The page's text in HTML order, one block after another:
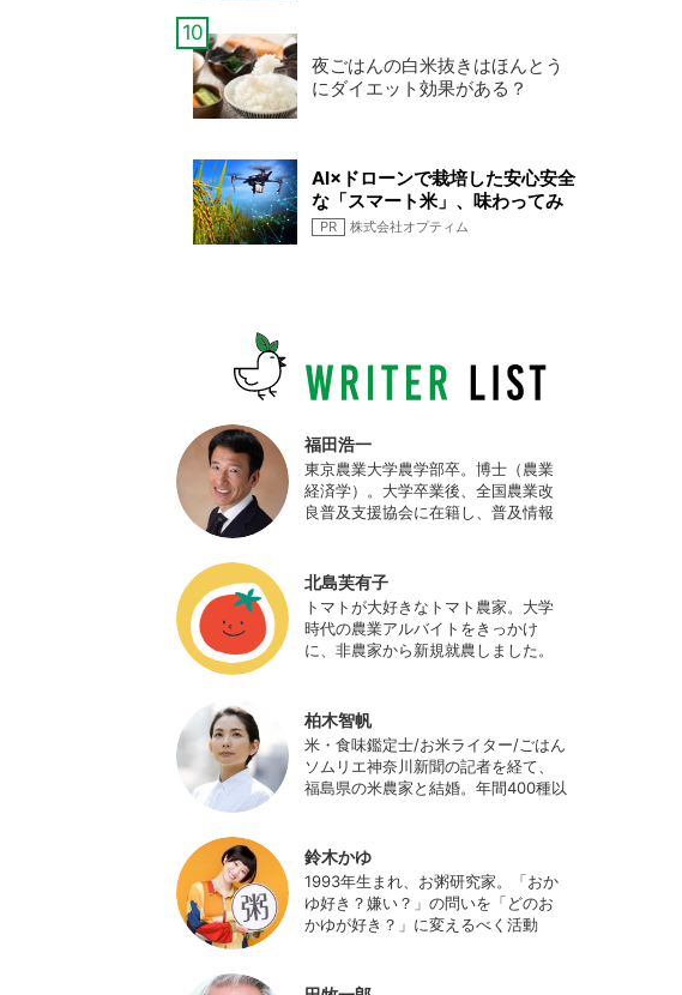
夜ごはんの白米抜きはほんとう
にダイエット効果がある？
AI×ドローンで栽培した安心安全
な「スマート米」、味わってみ
ませんか
PR 株式会社オプティム
福田浩一
東京農業大学農学部卒。博士（農業
経済学）。大学卒業後、全国農業改
良普及支援協会に在籍し、普及情報
（元情報部長）。2011年に株式会社
日本農業サポート研究所を創業し、
海外のICT利用の実証試験や農産物輸
出などに関わった。主にスマート農
業の実証試験やコンサルなどに携わ
http://www.ijas.co.jp/
北島芙有子
トマトが大好きなトマト農家。大学
時代の農業アルバイトをきっかけ
に、非農家から新規就農しました。
最近はWeb関連の仕事も始め、半農
半Xの生活。
柏木智帆
米・食味鑑定士/お米ライター/ごはん
ソムリエ神奈川新聞の記者を経て、
福島県の米農家と結婚。年間400種以
イベント、講演活動など、お米の魅
力を伝える活動を行っている。ま
た、4歳の娘の食事やお弁当づくりを
通して、食育にも目を向けている。
プロフィール写真 ©杉山晃造
鈴木かゆ
1993年生まれ、お粥研究家。「おか
ゆ好き？嫌い？」の問いを「どのお
かゆが好き？」に変えるべく活動
アにてお粥レシピ/レポ/歴史/文化な